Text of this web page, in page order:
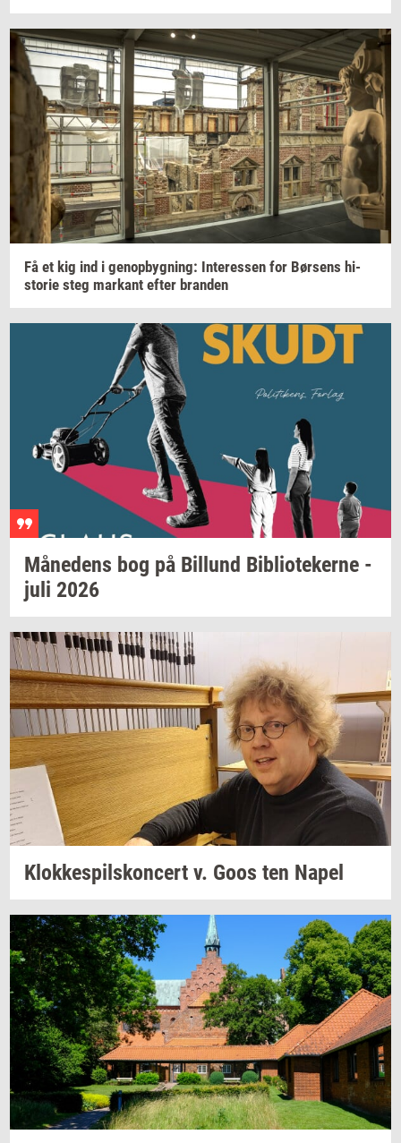
Få et kig ind i genop­byg­ning: In­ter­es­sen for Bør­sens hi­
sto­rie steg mar­kant efter bran­den
Må­ne­dens bog på Bil­lund Bi­bli­o­te­ker­ne -
juli 2026
Klok­ke­spils­kon­cert v. Goos ten Napel